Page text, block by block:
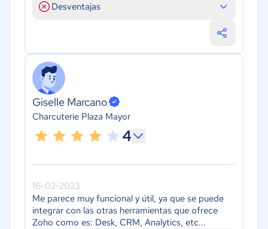
Desventajas
Giselle Marcano
Charcuterie Plaza Mayor
4
16-02-2023
Me parece muy funcional y útil, ya que se puede
integrar con las otras herramientas que ofrece
Zoho como es: Desk, CRM, Analytics, etc...